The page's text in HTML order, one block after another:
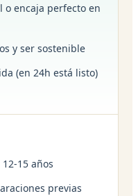
o encaja perfecto en
y ser sostenible
(en 24h está listo)
15 años
previas